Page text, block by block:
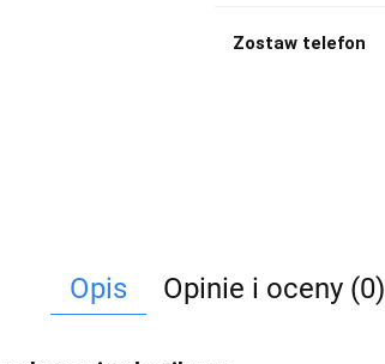
Zostaw telefon
Opis Opinie i oceny (0)